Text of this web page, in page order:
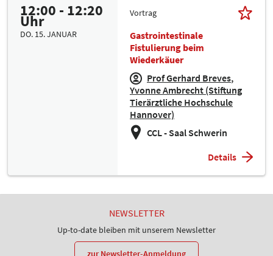
12:00 - 12:20
Uhr
DO. 15. JANUAR
Vortrag
Gastrointestinale
Fistulierung beim
Wiederkäuer
Prof Gerhard Breves
Yvonne Ambrecht (Stiftung
Tierärztliche Hochschule
Hannover)
CCL - Saal Schwerin
Details
NEWSLETTER
Up-to-date bleiben mit unserem Newsletter
zur Newsletter-Anmeldung